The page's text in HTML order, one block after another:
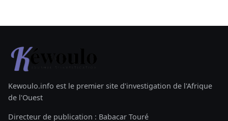
Kewoulo.info est le premier site d'investigation de l'Afrique
de l'Ouest
Directeur de publication : Babacar Touré